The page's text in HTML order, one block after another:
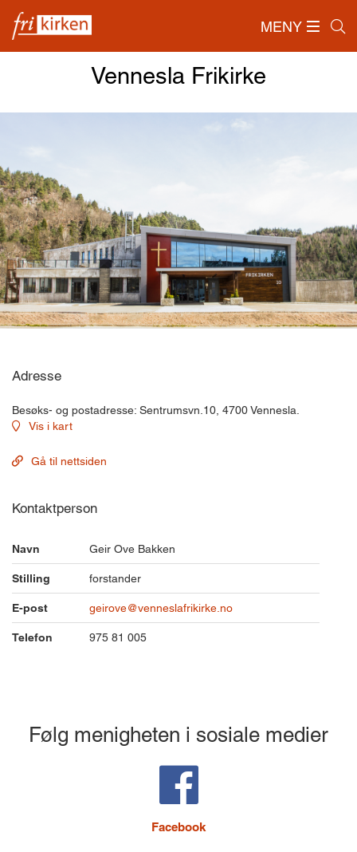
MENY
Forside/Om Frikirken Vennesla Frikirke
Vennesla Frikirke
Adresse
Besøks- og postadresse: Sentrumsvn.10, 4700 Vennesla.
Vis i kart
Gå til nettsiden
Kontaktperson
Navn Geir Ove Bakken
Stilling forstander
E-post geirove@venneslafrikirke.no
Telefon 975 81 005
Følg menigheten i sosiale medier
Facebook